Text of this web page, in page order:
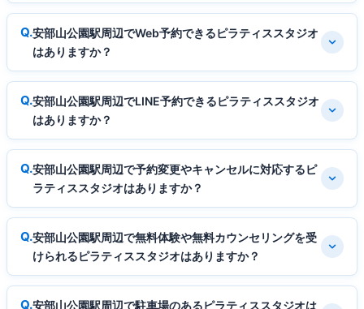
安部山公園駅周辺でWeb予約できるピラティススタジオ
はありますか？
安部山公園駅周辺でLINE予約できるピラティススタジオ
はありますか？
安部山公園駅周辺で予約変更やキャンセルに対応するピ
ラティススタジオはありますか？
安部山公園駅周辺で無料体験や無料カウンセリングを受
けられるピラティススタジオはありますか？
安部山公園駅周辺で駐車場のあるピラティススタジオは